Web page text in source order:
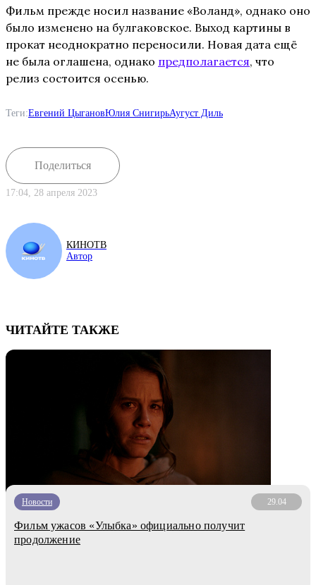
Фильм прежде носил название «Воланд», однако оно
было изменено на булгаковское. Выход картины в
прокат неоднократно переносили. Новая дата ещё
не была оглашена, однако предполагается, что
релиз состоится осенью.
Теги:Евгений ЦыгановЮлия СнигирьАугуст Диль
Поделиться
17:04, 28 апреля 2023
КИНОТВ
Автор
ЧИТАЙТЕ ТАКЖЕ
Новости 29.04
Фильм ужасов «Улыбка» официально получит
продолжение